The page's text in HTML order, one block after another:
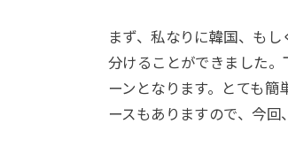
まず、私なりに韓国、も
分けることができました
ーンとなります。とても
ースもありますので、今回